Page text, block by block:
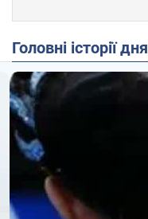
Головні історії дня